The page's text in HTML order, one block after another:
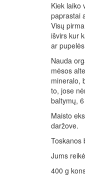
Kiek laiko
paprastai
Visų
išvirs kur
ar
Nauda
mėsos
mineralo,
to, jose
baltymų,
Maisto
daržove.
Toskanos
Jums
400 g